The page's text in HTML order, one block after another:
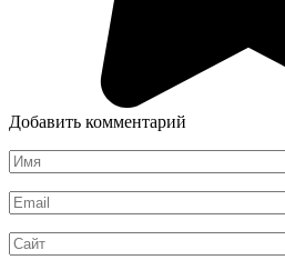
Добавить комментарий
Имя
*
Email
*
Сайт